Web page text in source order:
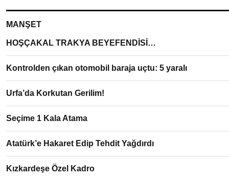
MANŞET
HOŞÇAKAL TRAKYA BEYEFENDİSİ…
Kontrolden çıkan otomobil baraja uçtu: 5 yaralı
Urfa’da Korkutan Gerilim!
Seçime 1 Kala Atama
Atatürk’e Hakaret Edip Tehdit Yağdırdı
Kızkardeşe Özel Kadro